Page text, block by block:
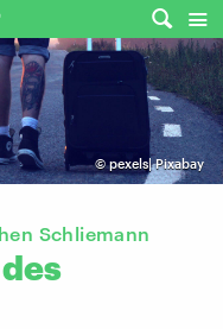
©pexels| Pixabay
Schliemann
des